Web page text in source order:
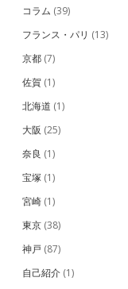
コラム (39)
フランス・パリ (13)
京都 (7)
佐賀 (1)
北海道 (1)
大阪 (25)
奈良 (1)
宝塚 (1)
宮崎 (1)
東京 (38)
神戸 (87)
自己紹介 (1)